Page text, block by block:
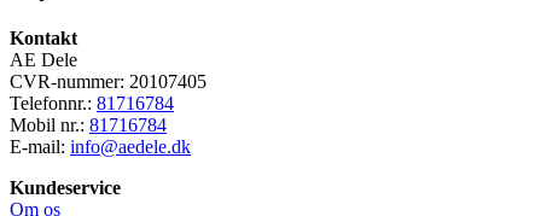
Kontakt
AE Dele
CVR-nummer: 20107405
Telefonnr.: 81716784
Mobil nr.: 81716784
E-mail: info@aedele.dk
Kundeservice
Om os